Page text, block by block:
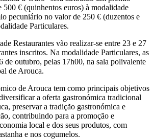
€ (quinhentos euros) à modalidade
pecuniário no valor de 250 € (duzentos e
Particulares.
Restaurantes vão realizar-se entre 23 e 27
inscritos. Na modalidade Particulares, as
de outubro, pelas 17h00, na sala polivalente
de Arouca.
de Arouca tem como principais objetivos
a oferta gastronómica tradicional
preservar a tradição gastronómica e
contribuindo para a promoção e
local e dos seus produtos, com
e nos cogumelos.